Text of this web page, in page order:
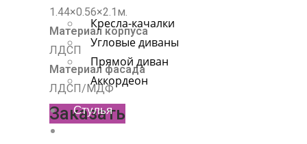
Кресла-качалки
Угловые диваны
Прямой диван
Аккордеон
Стулья
1.44×0.56×2.1м.
Материал корпуса
ЛДСП
Материал фасада
ЛДСП/МДФ
Заказать